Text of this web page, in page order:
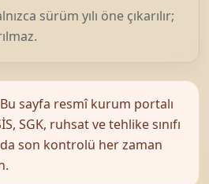
sürüm yılı öne çıkarılır;
sayfa resmî kurum portalı
SGK, ruhsat ve tehlike sınıfı
son kontrolü her zaman